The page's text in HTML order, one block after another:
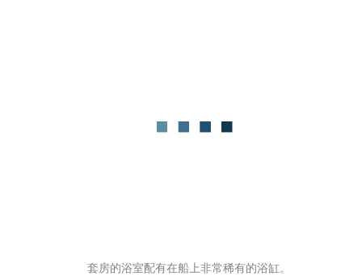
套房的浴室配有在船上非常稀有的浴缸。